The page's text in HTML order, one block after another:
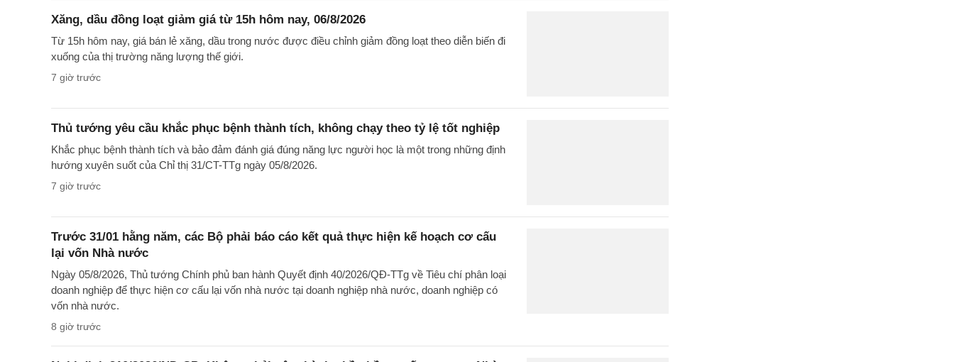
Xăng, dầu đồng loạt giảm giá từ 15h hôm nay, 06/8/2026
Từ 15h hôm nay, giá bán lẻ xăng, dầu trong nước được điều chỉnh giảm đồng loạt theo diễn biến đi
xuống của thị trường năng lượng thế giới.
7 giờ trước
Thủ tướng yêu cầu khắc phục bệnh thành tích, không chạy theo tỷ lệ tốt nghiệp
Khắc phục bệnh thành tích và bảo đảm đánh giá đúng năng lực người học là một trong những định
hướng xuyên suốt của Chỉ thị 31/CT-TTg ngày 05/8/2026.
7 giờ trước
Trước 31/01 hằng năm, các Bộ phải báo cáo kết quả thực hiện kế hoạch cơ cấu
lại vốn Nhà nước
Ngày 05/8/2026, Thủ tướng Chính phủ ban hành Quyết định 40/2026/QĐ-TTg về Tiêu chí phân loại
doanh nghiệp để thực hiện cơ cấu lại vốn nhà nước tại doanh nghiệp nhà nước, doanh nghiệp có
vốn nhà nước.
8 giờ trước